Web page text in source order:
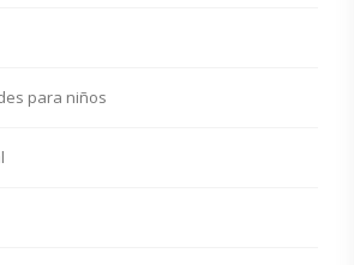
para niños